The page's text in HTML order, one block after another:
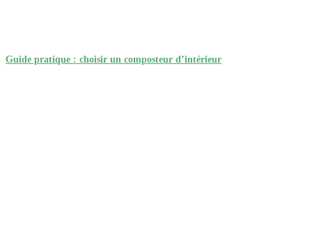
Guide pratique : choisir un composteur d’intérieur